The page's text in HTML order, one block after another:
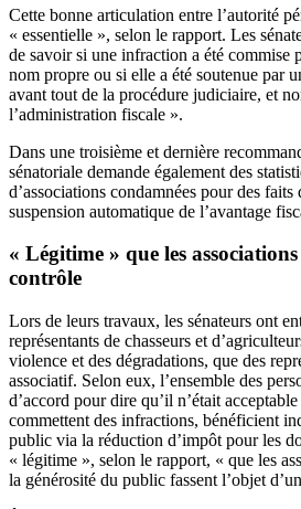
Cette bonne articulation entre l’autorité
« essentielle », selon le rapport. Les
de savoir si une infraction a été commise
nom propre ou si elle a été soutenue par
avant tout de la procédure judiciaire, et
l’administration fiscale ».
Dans une troisième et dernière
sénatoriale demande également des
d’associations condamnées pour des
suspension automatique de l’avantage
« Légitime » que les
contrôle
Lors de leurs travaux, les sénateurs ont
représentants de chasseurs et
violence et des dégradations, que des
associatif. Selon eux, l’ensemble des
d’accord pour dire qu’il n’était
commettent des infractions, bénéficient
public via la réduction d’impôt pour les
« légitime », selon le rapport, « que les
la générosité du public fassent l’objet